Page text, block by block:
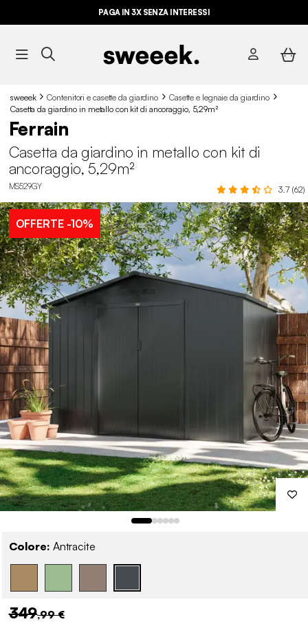
PAGA IN 3X SENZA INTERESSI
sweeek Contenitori e casette da giardino
Casette e legnaie da giardino
Casetta da giardino in metallo con kit di ancoraggio, 5,29m²
Ferrain
Casetta da giardino in metallo con kit di
ancoraggio, 5,29m²
MS529GY 3.7 (62)
OFFERTE-10%
Colore: Antracite
349,99 €